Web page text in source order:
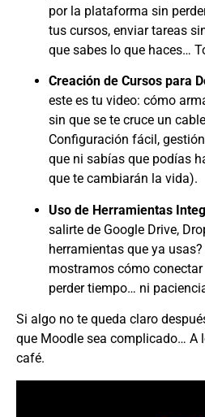
por la plataforma sin
tus cursos, enviar tareas
que sabes lo que haces…
Creación de Cursos para
este es tu video: cómo
sin que se te cruce un
Configuración fácil,
que ni sabías que podías
que te cambiarán la vida).
Uso de Herramientas
salirte de Google Drive,
herramientas que ya
mostramos cómo
perder tiempo… ni
Si algo no te queda claro
que Moodle sea complicado… A
café.